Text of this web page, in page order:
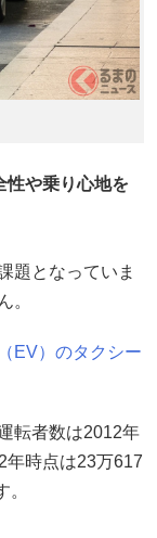
性や乗り心地を
題となっていま
。
EV）のタクシー
転者数は2012年
年時点は23万617